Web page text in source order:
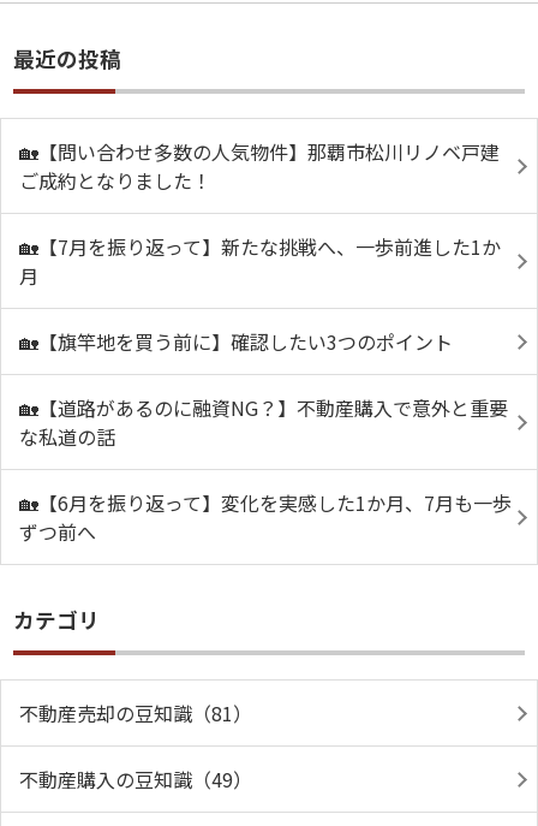
最近の投稿
🏡【問い合わせ多数の人気物件】那覇市松川リノベ戸建
ご成約となりました！
🏡【7月を振り返って】新たな挑戦へ、一歩前進した1か
月
🏡【旗竿地を買う前に】確認したい3つのポイント
🏡【道路があるのに融資NG？】不動産購入で意外と重要
な私道の話
🏡【6月を振り返って】変化を実感した1か月、7月も一歩
ずつ前へ
カテゴリ
不動産売却の豆知識（81）
不動産購入の豆知識（49）